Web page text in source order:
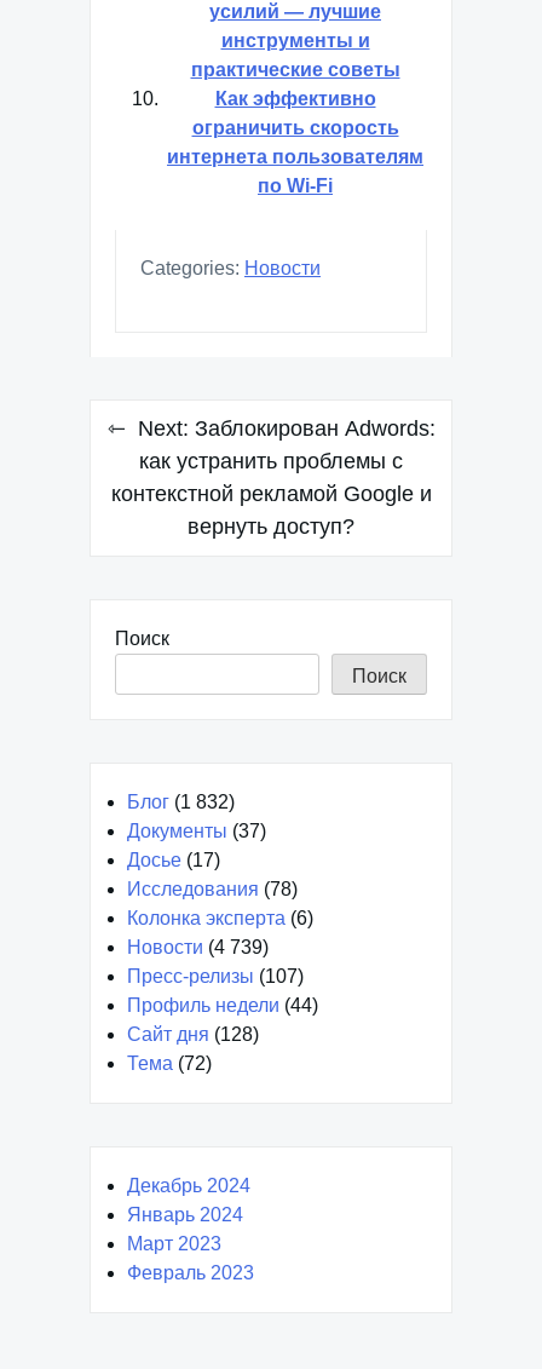
усилий — лучшие
инструменты и
практические советы
Как эффективно
ограничить скорость
интернета пользователям
по Wi-Fi
Categories: Новости
Навигация
записям
Next: Заблокирован Adwords:
как устранить проблемы с
контекстной рекламой Google и
вернуть доступ?
Поиск
Поиск
Блог (1 832)
Документы (37)
Досье (17)
Исследования (78)
Колонка эксперта (6)
Новости (4 739)
Пресс-релизы (107)
Профиль недели (44)
Сайт дня (128)
Тема (72)
Декабрь 2024
Январь 2024
Март 2023
Февраль 2023